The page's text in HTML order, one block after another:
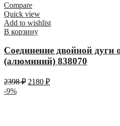
Compare
Quick view
Add to wishlist
В корзину
Соединение двойной дуги
(алюминий) 838070
2398₽ 2180 ₽
-9%